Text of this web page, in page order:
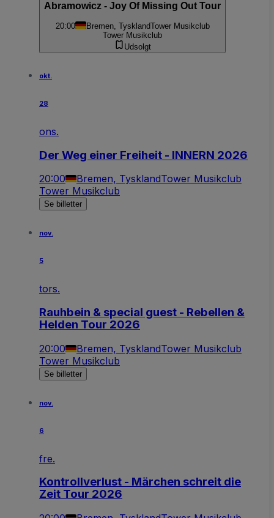
Abramowicz - Joy Of Missing Out Tour
20:00 Bremen, TysklandTower Musikclub
Tower Musikclub
Udsolgt
okt.
28
ons.
Der Weg einer Freiheit - INNERN 2026
20:00 Bremen, TysklandTower Musikclub
Tower Musikclub
Se billetter
nov.
5
tors.
Rauhbein & special guest - Rebellen &
Helden Tour 2026
20:00 Bremen, TysklandTower Musikclub
Tower Musikclub
Se billetter
nov.
6
fre.
Kontrollverlust - Märchen schreit die
Zeit Tour 2026